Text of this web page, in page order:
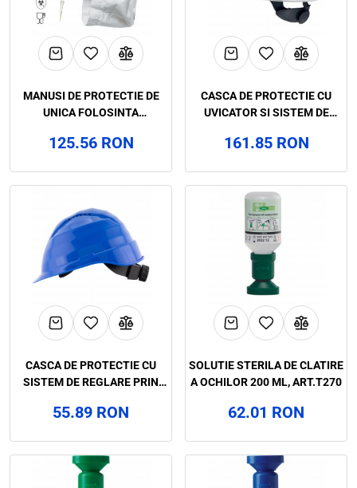
MANUSI DE PROTECTIE DE
UNICA FOLOSINTA
ART.C649
125.56 RON
CASCA DE PROTECTIE CU
UVICATOR SI SISTEM DE
3M, ART.3D05
161.85 RON
CASCA DE PROTECTIE CU
SISTEM DE REGLARE PRIN
(2694DR)
55.89 RON
SOLUTIE STERILA DE CLATIRE
A OCHILOR 200 ML, ART.T270
62.01 RON